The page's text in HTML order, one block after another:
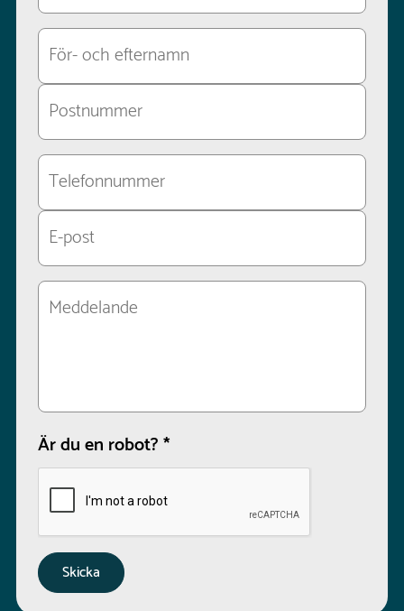
Är du en robot?*